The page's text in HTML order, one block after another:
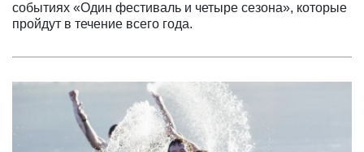
событиях «Один фестиваль и четыре сезона», которые
пройдут в течение всего года.